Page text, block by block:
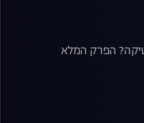
הפרק המלא